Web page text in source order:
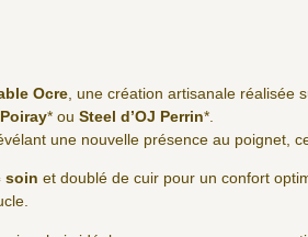
Ocre , une création artisanale
* ouSteel d’OJ Perrin*.
une nouvelle présence au poignet,
soin et doublé de cuir pour un confort